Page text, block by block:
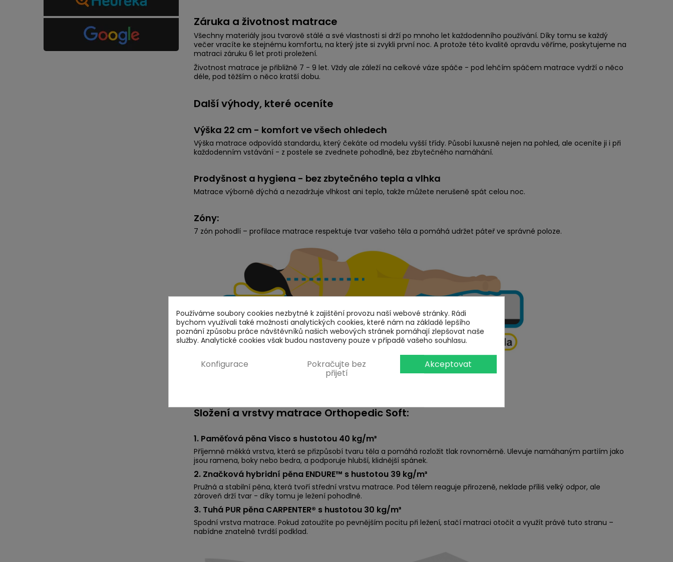
Záruka a životnost matrace
Všechny materiály jsou tvarově stálé a své vlastnosti si drží po mnoho let každodenního používání. Díky tomu se každý
večer vracíte ke stejnému komfortu, na který jste si zvykli první noc. A protože této kvalitě opravdu věříme, poskytujeme na
matraci záruku 6 let proti proležení.
Životnost matrace je přibližně 7 - 9 let. Vždy ale záleží na celkové váze spáče - pod lehčím spáčem matrace vydrží o něco
déle, pod těžším o něco kratší dobu.
Další výhody, které oceníte
Výška 22 cm - komfort ve všech ohledech
Výška matrace odpovídá standardu, který čekáte od modelu vyšší třídy. Působí luxusně nejen na pohled, ale oceníte ji i při
každodenním vstávání - z postele se zvednete pohodlně, bez zbytečného namáhání.
Prodyšnost a hygiena - bez zbytečného tepla a vlhka
Matrace výborně dýchá a nezadržuje vlhkost ani teplo, takže můžete nerušeně spát celou noc.
Zóny:
7 zón pohodlí – profilace matrace respektuje tvar vašeho těla a pomáhá udržet páteř ve správné poloze.
Složení a vrstvy matrace Orthopedic Soft:
1. Paměťová pěna Visco s hustotou 40 kg/m³
Příjemně měkká vrstva, která se přizpůsobí tvaru těla a pomáhá rozložit tlak rovnoměrně. Ulevuje namáhaným partiím jako
jsou ramena, boky nebo bedra, a podporuje hlubší, klidnější spánek.
2. Značková hybridní pěna ENDURE™ s hustotou 39 kg/m³
Pružná a stabilní pěna, která tvoří střední vrstvu matrace. Pod tělem reaguje přirozeně, neklade příliš velký odpor, ale
zároveň drží tvar - díky tomu je ležení pohodlné.
3. Tuhá PUR pěna CARPENTER® s hustotou 30 kg/m³
Spodní vrstva matrace. Pokud zatoužíte po pevnějším pocitu při ležení, stačí matraci otočit a využít právě tuto stranu –
nabídne znatelně tvrdší podklad.
Používáme soubory cookies nezbytné k zajištění provozu naší webové stránky. Rádi
bychom využívali také možnosti analytických cookies, které nám na základě lepšího
poznání způsobu práce návštěvníků našich webových stránek pomáhají zlepšovat naše
služby. Analytické cookies však budou nastaveny pouze v případě vašeho souhlasu.
Akceptovat
Pokračujte bez
přijetí
Konfigurace